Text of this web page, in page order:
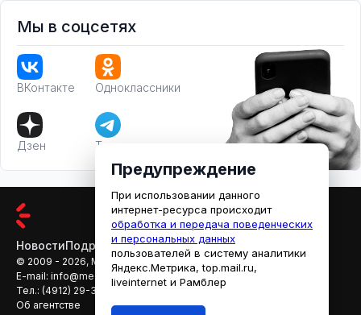
Мы в соцсетях
ВКонтакте Одноклассники
Дзен Телеграм
НовостиПодробностиАфишаКино
© 2009 - 2026, МЕДИАРЯЗАНЬ
E-mail: info@mediaryazan.ru,reklama@mediaryazan.ru
Тел.: (4912) 29-33-66
Об агентстве
Предупреждение
При использовании данного
интернет-ресурса происходит
обработка и передача поведенческих
и персональных данных
пользователей в систему аналитики
Яндекс.Метрика, top.mail.ru,
liveinternet и Рамблер